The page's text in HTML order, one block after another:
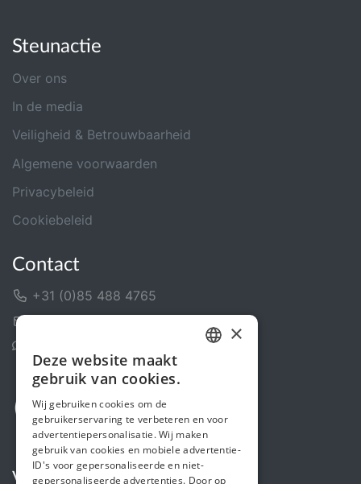
Steunactie
Over ons
In de media
Veiligheid & Betrouwbaarheid
Algemene voorwaarden
Privacybeleid
Cookiebeleid
Contact
+31 (0)85 488 4765
Volg ons
ENGLISH
×
Deze website maakt
gebruik van cookies.
Wij gebruiken cookies om de
gebruikerservaring te verbeteren en voor
advertentiepersonalisatie. Wij maken
gebruik van cookies en mobiele advertentie-
ID's voor gepersonaliseerde en niet-
gepersonaliseerde advertenties. Door op